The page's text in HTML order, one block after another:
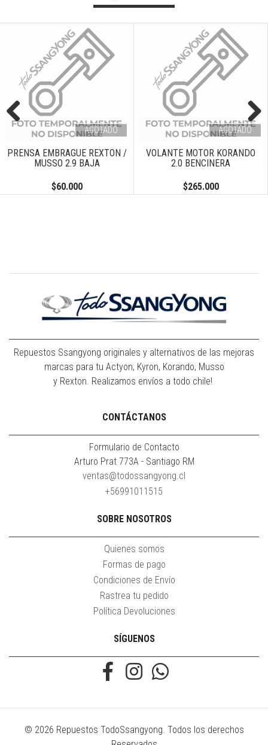
AGOTADO
EMBRAGUE REXTON /
MUSSO 2.9 BAJA
$60.000
AGOTADO
VOLANTE MOTOR KORANDO
2.0 BENCINERA
$265.000
Previous
Repuestos Ssangyong originales y alternativos de las mejoras
marcas para tu Actyon, Kyron, Korando, Musso
y Rexton. Realizamos envíos a todo chile!
CONTÁCTANOS
Formulario de Contacto
Arturo Prat 773A - Santiago RM
ventas@todossangyong.cl
+56991011515
SOBRE NOSOTROS
Quienes somos
Formas de pago
Condiciones de Envío
Rastrea tu pedido
Política Devoluciones
SÍGUENOS
© 2026 Repuestos TodoSsangyong. Todos los derechos